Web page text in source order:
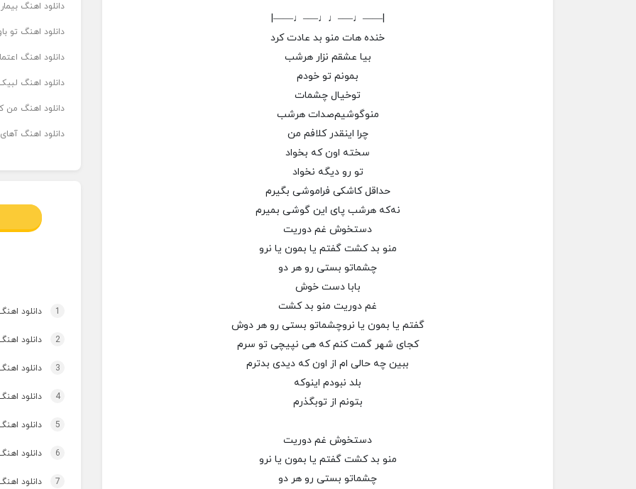
|——♩—–♩♩—–♩——|
خنده هات منو بد عادت کرد
بیا عشقم نزار هرشب
بمونم تو خودم
تو‌خیال چشمات
منو‌‌گوشیم‌صدات هرشب
چرا اینقدر کلافم من
سخته اون که بخواد
تو رو دیگه نخواد
حداقل کاشکی فراموشی بگیرم
نه‌که هرشب پای این گوشی بمیرم
دستخوش غم دوریت
منو بد کشت گفتم یا بمون یا نرو
چشماتو بستی رو هر دو
بابا دست خوش
غم دوریت منو بد کشت
گفتم یا بمون یا نرو‌چشماتو بستی رو هر دوش
کجای شهر گمت کنم که هی نپیچی تو سرم
ببین چه حالی ام از اون که دیدی بدترم
بلد نبودم اینو‌که
بتونم از تو‌بگذرم
دستخوش غم دوریت
منو بد کشت گفتم یا بمون یا نرو
چشماتو بستی رو هر دو
دانلود اهنگ
دانلود اهنگ تو
دانلود اهنگ
دانلود اهنگ
دانلود اهنگ من
دانلود اهنگ
1 دانلود
2 دانلود
3 دانلود اهنگ تاپ و
4 دانلود
5 دانلود اهنگ برنو
6 دانلود
7 دانلود